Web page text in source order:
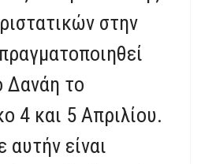
στην
Δανάη το
4 και 5 Απριλίου.
είναι